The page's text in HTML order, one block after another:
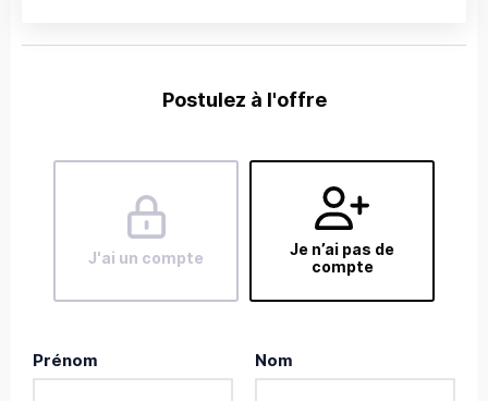
Postulez à l'offre
J'ai un compte
Je n’ai pas de
compte
Prénom Nom